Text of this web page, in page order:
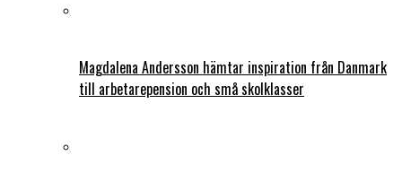
Magdalena Andersson hämtar inspiration från Danmark
till arbetarepension och små skolklasser